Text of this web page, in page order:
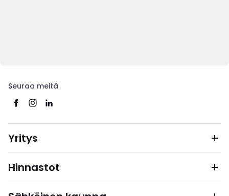
Seuraa meitä
Yritys
Hinnastot